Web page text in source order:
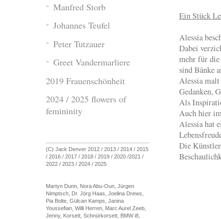
Ein Stück
Alessia
Dabei
mehr für die
sind Bänke
Alessia
Gedanken,
Als
Auch hier
Alessia hat
Die
Manfred Storb
Johannes Teufel
Peter Tutzauer
Greet Vandermarliere
2019 Frauenschönheit
2024 / 2025 flowers of
femininity
(C) Jack Denver 2012 / 2013 / 2014 / 2015
/ 2016 / 2017 / 2018 / 2019 / 2020 /2021 /
2022 / 2023 / 2024 / 2025
Martyn Dunn, Nora Abu-Oun, Jürgen
Nimptsch, Dr. Jörg Haas, Joelina Drews,
Pia Bolte, Gülcan Kamps, Janina
Youssefian, Willi Herren, Marc Aurel Zeeb,
Jenny, Korsett, Schnürkorsett, BMW i8,